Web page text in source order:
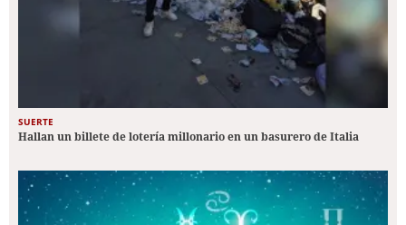
SUERTE
Hallan un billete de lotería millonario en un basurero de Italia